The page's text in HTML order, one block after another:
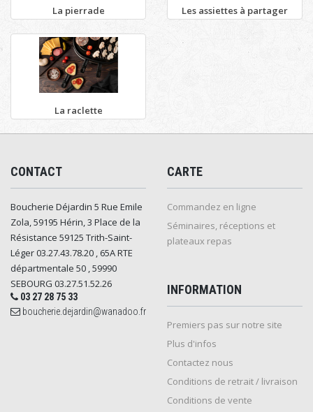
La pierrade Les assiettes à partager
La raclette
CONTACT
Boucherie Déjardin 5 Rue Emile
Zola, 59195 Hérin, 3 Place de la
Résistance 59125 Trith-Saint-
Léger 03.27.43.78.20 , 65A RTE
départmentale 50 , 59990
SEBOURG 03.27.51.52.26
03 27 28 75 33
boucherie.dejardin@wanadoo.fr
CARTE
Commandez en ligne
Séminaires, réceptions et
plateaux repas
INFORMATION
Premiers pas sur notre site
Plus d'infos
Contactez nous
Conditions de retrait / livraison
Conditions de vente